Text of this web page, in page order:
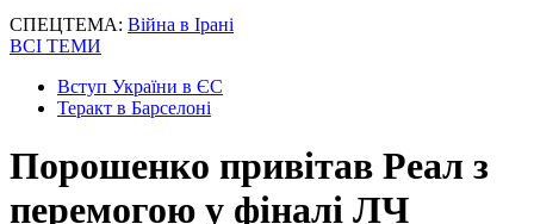
СПЕЦТЕМА: Війна в Ірані
ВСІ ТЕМИ
Вступ України в ЄС
Теракт в Барселоні
Порошенко привітав Реал з
перемогою у фіналі ЛЧ